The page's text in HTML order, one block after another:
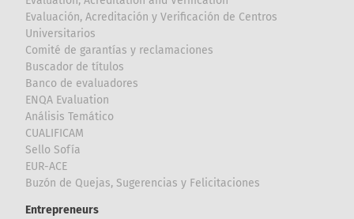
Evaluación, Acreditación y Verificación de Centros
Universitarios
Comité de garantías y reclamaciones
Buscador de títulos
Banco de evaluadores
ENQA Evaluation
Análisis Temático
CUALIFICAM
Sello Sofía
EUR-ACE
Buzón de Quejas, Sugerencias y Felicitaciones
Entrepreneurs